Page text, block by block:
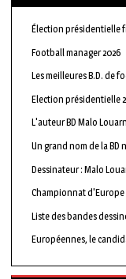
Élection présidentielle
Football manager 2026
Les meilleures B.D. de
Election présidentielle
L'auteur BD Malo Louarn
Un grand nom de la BD
Dessinateur : Malo
Championnat
Liste des bandes
Européennes, le